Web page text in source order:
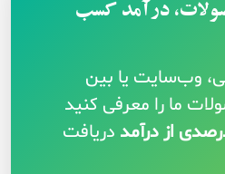
درآمد کسب
وب‌سایت یا بین
ما را معرفی کنید
از درآمد دریافت